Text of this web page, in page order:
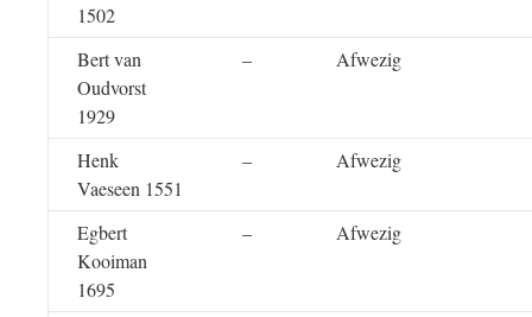
1502
Bert van
Oudvorst
1929
– Afwezig
Henk
Vaeseen 1551
– Afwezig
Egbert
Kooiman
1695
– Afwezig